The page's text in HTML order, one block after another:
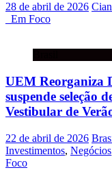
28 de abril de 2026
_Em Foco
UEM Reorganiza
suspende seleção
Vestibular de
22 de abril de 2026
Investimentos, Negócios
Foco